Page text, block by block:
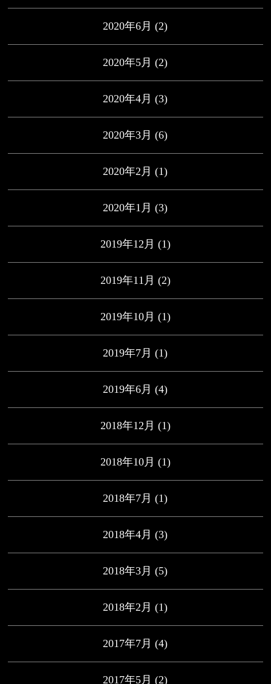
2020年6月 (2)
2020年5月 (2)
2020年4月 (3)
2020年3月 (6)
2020年2月 (1)
2020年1月 (3)
2019年12月 (1)
2019年11月 (2)
2019年10月 (1)
2019年7月 (1)
2019年6月 (4)
2018年12月 (1)
2018年10月 (1)
2018年7月 (1)
2018年4月 (3)
2018年3月 (5)
2018年2月 (1)
2017年7月 (4)
2017年5月 (2)